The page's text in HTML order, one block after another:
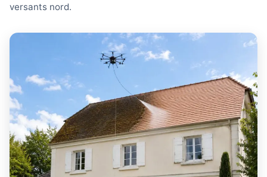
versants nord.